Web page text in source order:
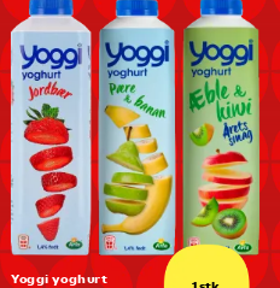
Yoggi yoghurt